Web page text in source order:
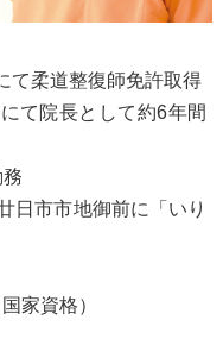
て柔道整復師免許取得
て院長として約6年間
日市市地御前に「いり
家資格）